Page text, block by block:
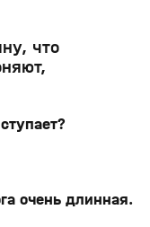
что
очень длинная.